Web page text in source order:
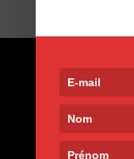
Contact
9, rue de
01 400 30 200
afpric@afpric.org